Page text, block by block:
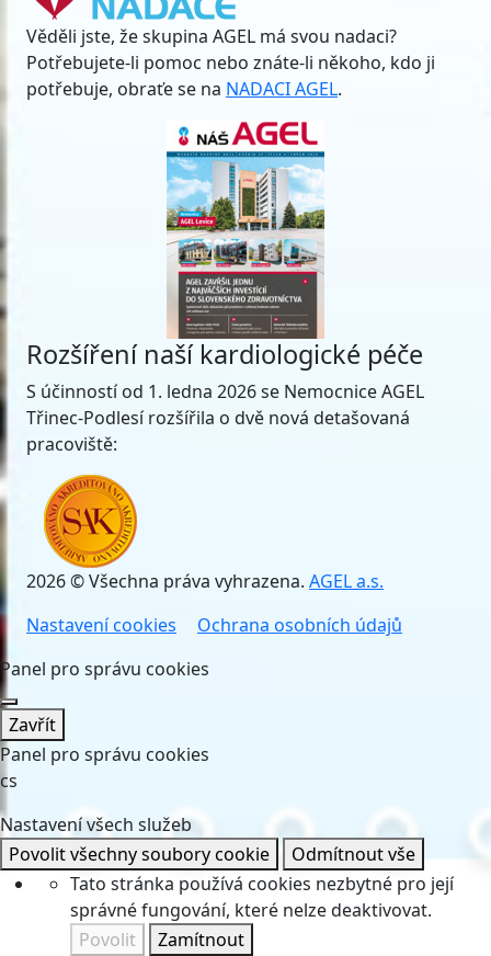
Věděli jste, že skupina AGEL má svou nadaci?
Potřebujete-li pomoc nebo znáte-li někoho, kdo ji
potřebuje, obraťe se na NADACI AGEL.
Rozšíření naší kardiologické péče
S účinností od 1. ledna 2026 se Nemocnice AGEL
Třinec-Podlesí rozšířila o dvě nová detašovaná
pracoviště:
2026 © Všechna práva vyhrazena. AGEL a.s.
Nastavení cookies
Ochrana osobních údajů
Panel pro správu cookies
Zavřít
Panel pro správu cookies
cs
Nastavení všech služeb
Povolit všechny soubory cookie
Odmítnout vše
Tato stránka používá cookies nezbytné pro její
správné fungování, které nelze deaktivovat.
Povolit
Zamítnout